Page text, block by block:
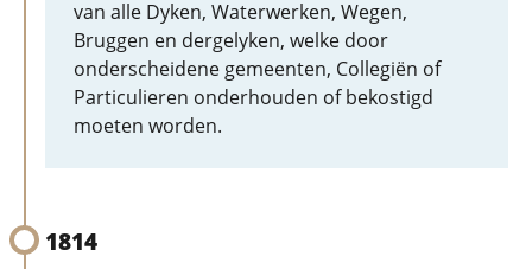
van alle Dyken, Waterwerken, Wegen,
Bruggen en dergelyken, welke door
onderscheidene gemeenten, Collegiën of
Particulieren onderhouden of bekostigd
moeten worden.
1814